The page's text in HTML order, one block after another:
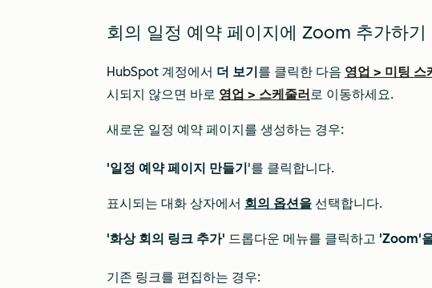
회의 일정 예약 페이지에 Zoom 추가하기
HubSpot 계정에서 더 보기를 클릭한 다음 영업 > 미팅 스
시되지 않으면 바로 영업 > 스케줄러로 이동하세요.
새로운 일정 예약 페이지를 생성하는 경우:
'일정 예약 페이지 만들기'를 클릭합니다.
표시되는 대화 상자에서 회의 옵션을 선택합니다.
'화상 회의 링크 추가' 드롭다운 메뉴를 클릭하고 'Zoom'
기존 링크를 편집하는 경우: